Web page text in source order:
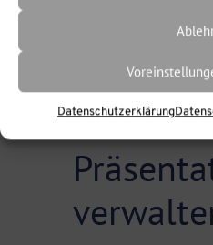
Datenschutzerklärung
Schaltfläche
‚+‘ unten
erweiterte